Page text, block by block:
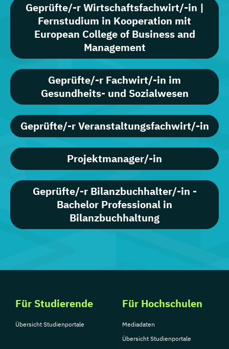
Geprüfte/-r Wirtschaftsfachwirt/-in |
Fernstudium in Kooperation mit
European College of Business and
Management
Geprüfte/-r Fachwirt/-in im
Gesundheits- und Sozialwesen
Geprüfte/-r Veranstaltungsfachwirt/-in
Projektmanager/-in
Geprüfte/-r Bilanzbuchhalter/-in -
Bachelor Professional in
Bilanzbuchhaltung
Für Studierende
Übersicht Studienportale
Für Hochschulen
Mediadaten
Übersicht Studienportale